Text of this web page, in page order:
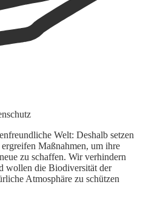
Welt: Deshalb setzen
Maßnahmen, um ihre
zu schaffen. Wir verhindern
wollen die Biodiversität der
Atmosphäre zu schützen